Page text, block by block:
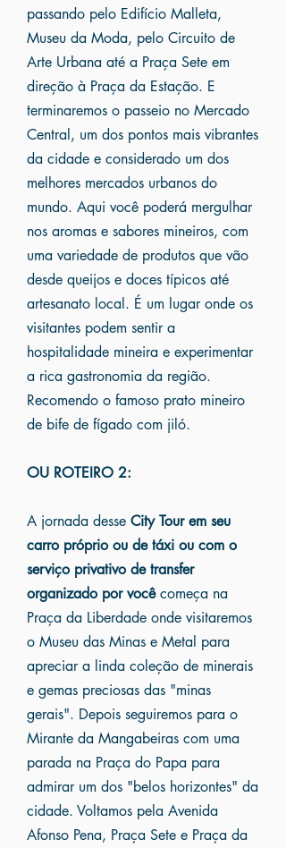
passando pelo Edifício Malleta,
Museu da Moda, pelo Circuito de
Arte Urbana até a Praça Sete em
direção à Praça da Estação. E
terminaremos o passeio no Mercado
Central, um dos pontos mais vibrantes
da cidade e considerado um dos
melhores mercados urbanos do
mundo. Aqui você poderá mergulhar
nos aromas e sabores mineiros, com
uma variedade de produtos que vão
desde queijos e doces típicos até
artesanato local. É um lugar onde os
visitantes podem sentir a
hospitalidade mineira e experimentar
a rica gastronomia da região.
Recomendo o famoso prato mineiro
de bife de fígado com jiló.
OU ROTEIRO 2:
A jornada desse City Tour em seu
carro próprio ou de táxi ou com o
serviço privativo de transfer
organizado por vocêcomeça na
Praça da Liberdade onde visitaremos
o Museu das Minas e Metal para
apreciar a linda coleção de minerais
e gemas preciosas das "minas
gerais". Depois seguiremos para o
Mirante da Mangabeiras com uma
parada na Praça do Papa para
admirar um dos "belos horizontes" da
cidade. Voltamos pela Avenida
Afonso Pena, Praça Sete e Praça da